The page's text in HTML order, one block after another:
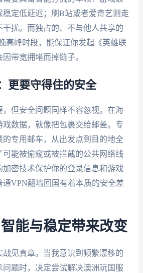
定低延迟；刷B站或者爱奇艺则走
扰。而独占的、不与他人共享的
高峰时段，能保证你发起《英雄联
带宽拥堵而掉链子。
更要守得住的安全
但安全问题同样不容忽视。在海
数据，就像把包裹交给邮差。专
的专用邮车，从出发点到目的地全
能被偷窥或被拦截的公共网络线
加密技术保护你的登录信息和游戏
VPN翻墙回国有着本质的安全差
能与稳定带来改变
战见真章。当我意识到频繁漂移的
问题时，决定尝试解决澳洲玩国服